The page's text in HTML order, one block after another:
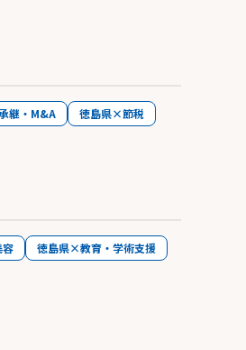
継・M&A
徳島県×節税
徳島県×教育・学術支援